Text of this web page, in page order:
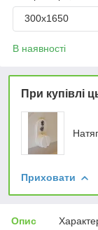
300х1650
В наявності
При купівлі
Приховати
Опис